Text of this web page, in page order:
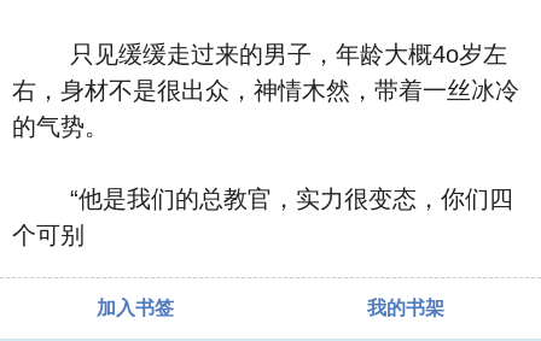
只见缓缓走过来的男子，年龄大概4o岁左
右，身材不是很出众，神情木然，带着一丝冰冷
的气势。
“他是我们的总教官，实力很变态，你们四
个可别
加入书签 我的书架